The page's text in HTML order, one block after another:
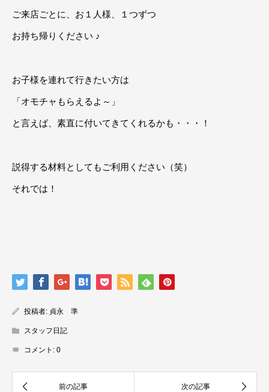
ご来店ごとに、お１人様、１つずつ
お持ち帰りください ♪
お子様を連れて行きたい方は
「オモチャもらえるよ～」
と言えば、素直に付いてきてくれるかも・・・！
説得する材料としてもご利用ください（笑）
それでは！
投稿者: 貞永 準
スタッフ日記
コメント: 0